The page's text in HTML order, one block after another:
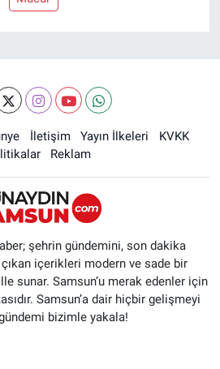
İletişim Yayın İlkeleri
KVKK
Reklam
şehrin gündemini, son dakika
içerikleri modern ve sade bir
sunar. Samsun’u merak edenler için
Samsun’a dair hiçbir gelişmeyi
bizimle yakala!